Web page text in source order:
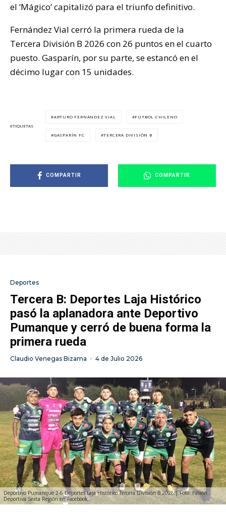
el ‘Mágico’ capitalizó para el triunfo definitivo.
Fernández Vial cerró la primera rueda de la
Tercera División B 2026 con 26 puntos en el cuarto
puesto. Gasparín, por su parte, se estancó en el
décimo lugar con 15 unidades.
ETIQUETAS
ARTURO FERNÁNDEZ VIAL FÚTBOL CHILENO
GASPARÍN FC TERCERA DIVISIÓN B
COMPARTIR COMPARTIR
Deportes
Tercera B: Deportes Laja Histórico
pasó la aplanadora ante Deportivo
Pumanque y cerró de buena forma la
primera rueda
Claudio Venegas Bizama · 4 de Julio 2026
Deportivo Pumanque 2-6 Deportes Laja Histórico Tercera División B 2026 | Foto: Pasión
Deportiva Sexta Región en Facebook